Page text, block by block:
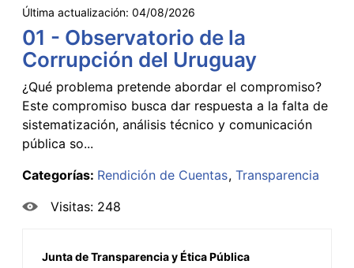
Última actualización: 04/08/2026
01 - Observatorio de la
Corrupción del Uruguay
¿Qué problema pretende abordar el compromiso?
Este compromiso busca dar respuesta a la falta de
sistematización, análisis técnico y comunicación
pública so...
Categorías: Rendición de Cuentas Transparencia
Visitas: 248
Junta de Transparencia y Ética Pública